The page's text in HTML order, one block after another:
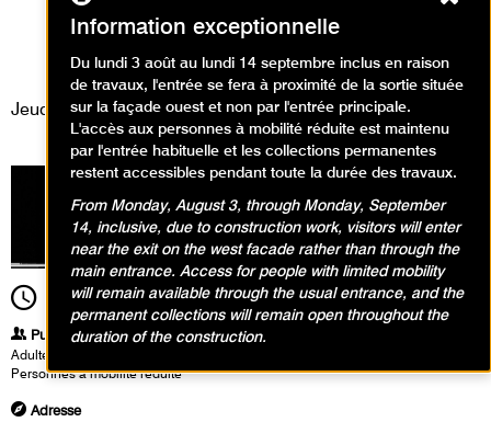
Anna-Eva Bergman
Événement / Concert
Jeudi 20 avril 2023
19h00 Durée1h00
Publics
Adultes
Personnes à mobilité réduite
Adresse
Information exceptionnelle
Du lundi 3 août au lundi 14 septembre inclus en raison
de travaux, l'entrée se fera à proximité de la sortie située
sur la façade ouest et non par l'entrée principale.
L'accès aux personnes à mobilité réduite est maintenu
par l'entrée habituelle et les collections permanentes
restent accessibles pendant toute la durée des travaux.
From Monday, August 3, through Monday, September
14, inclusive, due to construction work, visitors will enter
near the exit on the west facade rather than through the
main entrance. Access for people with limited mobility
will remain available through the usual entrance, and the
permanent collections will remain open throughout the
duration of the construction.